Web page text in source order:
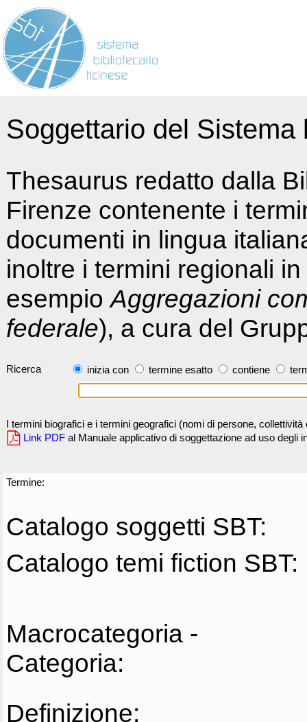
Soggettario del
Thesaurus redatto dalla
Firenze contenente i
documenti in lingua
inoltre i termini regionali
esempioAggregazioni
federale), a cura del
Ricerca inizia con termine esatto contiene
I termini biografici e i termini geografici (nomi di persone,
Link PDF al Manuale applicativo di soggettazione ad uso degli
Termine:
Catalogo soggetti SBT:
Catalogo temi fiction SBT:
Macrocategoria -
Categoria:
Definizione: